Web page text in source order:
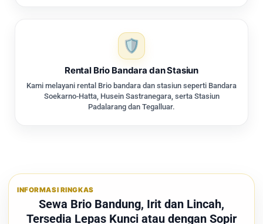
Rental Brio Bandara dan Stasiun
Kami melayani rental Brio bandara dan stasiun seperti Bandara
Soekarno-Hatta, Husein Sastranegara, serta Stasiun
Padalarang dan Tegalluar.
INFORMASI RINGKAS
Sewa Brio Bandung, Irit dan Lincah,
Tersedia Lepas Kunci atau dengan Sopir